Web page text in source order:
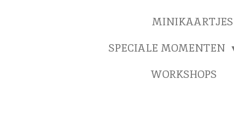
MINIKAARTJES
SPECIALE MOMENTEN
WORKSHOPS